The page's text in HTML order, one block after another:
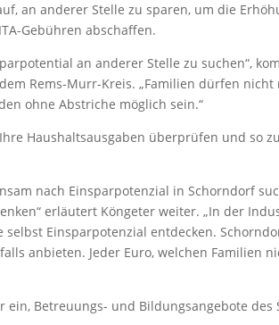
an anderer Stelle zu sparen, um die
Gebühren abschaffen.
an anderer Stelle zu suchen“,
Rems-Murr-Kreis. „Familien dürfen
ohne Abstriche möglich sein.“
Haushaltsausgaben überprüfen und so
nach Einsparpotenzial in Schorndorf
erläutert Köngeter weiter. „In der
Einsparpotenzial entdecken.
anbieten. Jeder Euro, welchen Familien
Betreuungs- und Bildungsangebote des